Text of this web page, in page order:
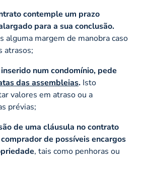
contemple um prazo
para a sua conclusão.
alguma margem de manobra caso
atrasos;
num condomínio, pede
das assembleias. Isto
valores em atraso ou a
prévias;
de uma cláusula no contrato
de possíveis encargos
, tais como penhoras ou